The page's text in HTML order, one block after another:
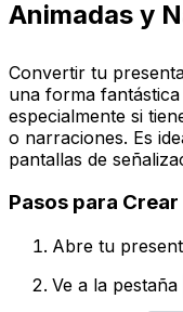
Animadas y
Convertir tu
una forma
especialmente si
o narraciones. Es
pantallas de
Pasos para
Abre tu
Ve a la pestaña